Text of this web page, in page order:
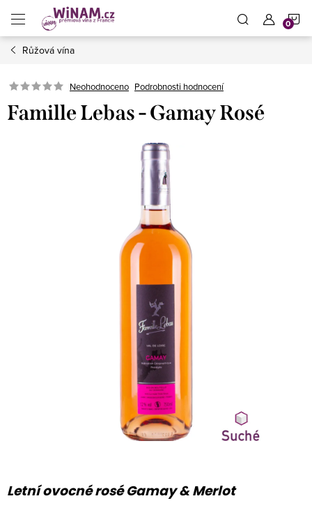
obsah
Růžová vína
Neohodnoceno Podrobnosti hodnocení
Famille Lebas - Gamay Rosé
Letní ovocné rosé Gamay & Merlot